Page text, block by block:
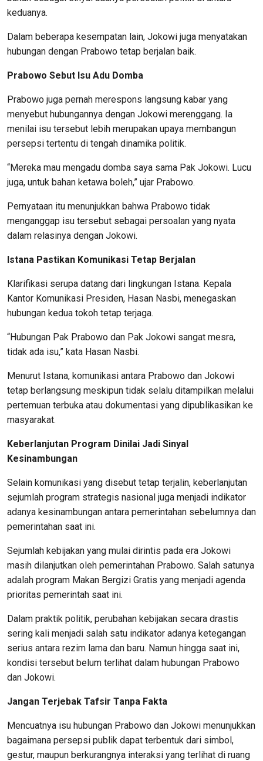
keduanya.
Dalam beberapa kesempatan lain, Jokowi juga menyatakan
hubungan dengan Prabowo tetap berjalan baik.
Prabowo Sebut Isu Adu Domba
Prabowo juga pernah merespons langsung kabar yang
menyebut hubungannya dengan Jokowi merenggang. Ia
menilai isu tersebut lebih merupakan upaya membangun
persepsi tertentu di tengah dinamika politik.
“Mereka mau mengadu domba saya sama Pak Jokowi. Lucu
juga, untuk bahan ketawa boleh,” ujar Prabowo.
Pernyataan itu menunjukkan bahwa Prabowo tidak
menganggap isu tersebut sebagai persoalan yang nyata
dalam relasinya dengan Jokowi.
Istana Pastikan Komunikasi Tetap Berjalan
Klarifikasi serupa datang dari lingkungan Istana. Kepala
Kantor Komunikasi Presiden, Hasan Nasbi, menegaskan
hubungan kedua tokoh tetap terjaga.
“Hubungan Pak Prabowo dan Pak Jokowi sangat mesra,
tidak ada isu,” kata Hasan Nasbi.
Menurut Istana, komunikasi antara Prabowo dan Jokowi
tetap berlangsung meskipun tidak selalu ditampilkan melalui
pertemuan terbuka atau dokumentasi yang dipublikasikan ke
masyarakat.
Keberlanjutan Program Dinilai Jadi Sinyal
Kesinambungan
Selain komunikasi yang disebut tetap terjalin, keberlanjutan
sejumlah program strategis nasional juga menjadi indikator
adanya kesinambungan antara pemerintahan sebelumnya dan
pemerintahan saat ini.
Sejumlah kebijakan yang mulai dirintis pada era Jokowi
masih dilanjutkan oleh pemerintahan Prabowo. Salah satunya
adalah program Makan Bergizi Gratis yang menjadi agenda
prioritas pemerintah saat ini.
Dalam praktik politik, perubahan kebijakan secara drastis
sering kali menjadi salah satu indikator adanya ketegangan
serius antara rezim lama dan baru. Namun hingga saat ini,
kondisi tersebut belum terlihat dalam hubungan Prabowo
dan Jokowi.
Jangan Terjebak Tafsir Tanpa Fakta
Mencuatnya isu hubungan Prabowo dan Jokowi menunjukkan
bagaimana persepsi publik dapat terbentuk dari simbol,
gestur, maupun berkurangnya interaksi yang terlihat di ruang